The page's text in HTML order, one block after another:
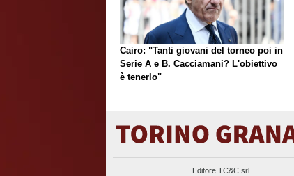
Cairo: "Tanti giovani del torneo poi in
Serie A e B. Cacciamani? L'obiettivo
è tenerlo"
Editore TC&C srl